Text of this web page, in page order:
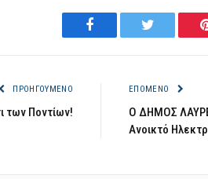
Facebook Twitter
ΠΡΟΗΓΟΎΜΕΝΟ
των Ποντίων!
ΕΠΌΜΕΝΟ
Ο ΔΗΜΟΣ
Ανοικτό